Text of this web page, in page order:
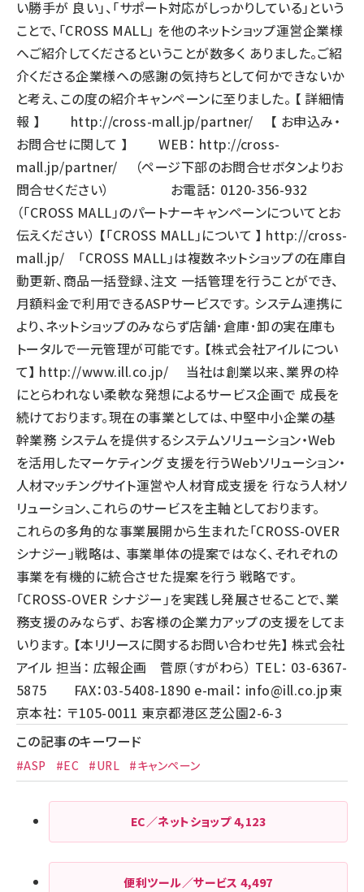
い勝手が 良い」、「サポート対応がしっかりしている」という
ことで、「CROSS MALL」 を他のネットショップ運営企業様
へご紹介してくださるということが数多く ありました。ご紹
介くださる企業様への感謝の気持ちとして何かできないか
と考え、この度の紹介キャンペーンに至りました。 【 詳細情
報 】 http://cross-mall.jp/partner/ 【 お申込み・
お問合せに関して 】 WEB： http://cross-
mall.jp/partner/ （ページ下部のお問合せボタンよりお
問合せください） お電話： 0120-356-932
（「CROSS MALL」のパートナーキャンペーンについてとお
伝えください） 【「CROSS MALL」について 】 http://cross-
mall.jp/ 「CROSS MALL」は複数ネットショップの在庫自
動更新、商品一括登録、注文 一括管理を行うことができ、
月額料金で利用できるASPサービスです。 システム連携に
より、ネットショップのみならず店舗･倉庫･卸の実在庫も
トータルで一元管理が可能です。 【株式会社アイルについ
て】 http://www.ill.co.jp/ 当社は創業以来、業界の枠
にとらわれない柔軟な発想によるサービス企画で 成長を
続けております。現在の事業としては、中堅中小企業の基
幹業務 システムを提供するシステムソリューション・Web
を活用したマーケティング 支援を行うWebソリューション・
人材マッチングサイト運営や人材育成支援を 行なう人材ソ
リューション、これらのサービスを主軸としております。
これらの多角的な事業展開から生まれた「CROSS-OVER
シナジー」戦略は、 事業単体の提案ではなく、それぞれの
事業を有機的に統合させた提案を行う 戦略です。
「CROSS-OVER シナジー」を実践し発展させることで、業
務支援のみならず、 お客様の企業力アップの支援をしてま
いります。 【本リリースに関するお問い合わせ先】 株式会社
アイル 担当： 広報企画 菅原（すがわら） TEL： 03-6367-
5875 FAX：03-5408-1890 e-mail： info@ill.co.jp東
京本社： 〒105-0011 東京都港区芝公園2-6-3
この記事のキーワード
#ASP #EC #URL #キャンペーン
EC／ネットショップ4,123
便利ツール／サービス4,497